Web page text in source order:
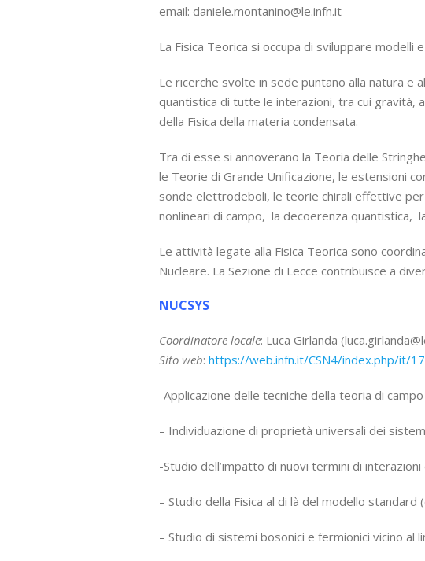
email: daniele.montanino@le.infn.it
La Fisica Teorica si occupa di sviluppare
Le ricerche svolte in sede puntano alla natura e
quantistica di tutte le interazioni, tra cui gravità,
della Fisica della materia condensata.
Tra di esse si annoverano la Teoria delle
le Teorie di Grande Unificazione, le estensioni
sonde elettrodeboli, le teorie chirali effettive
nonlineari di campo, la decoerenza quantistica,
Le attività legate alla Fisica Teorica sono
Nucleare. La Sezione di Lecce contribuisce a
NUCSYS
Coordinatore locale: Luca Girlanda
Sito web: https://web.infn.it/CSN4/index.php/it/
-Applicazione delle tecniche della teoria di
– Individuazione di proprietà universali dei
-Studio dell’impatto di nuovi termini di
– Studio della Fisica al di là del modello
– Studio di sistemi bosonici e fermionici vicino